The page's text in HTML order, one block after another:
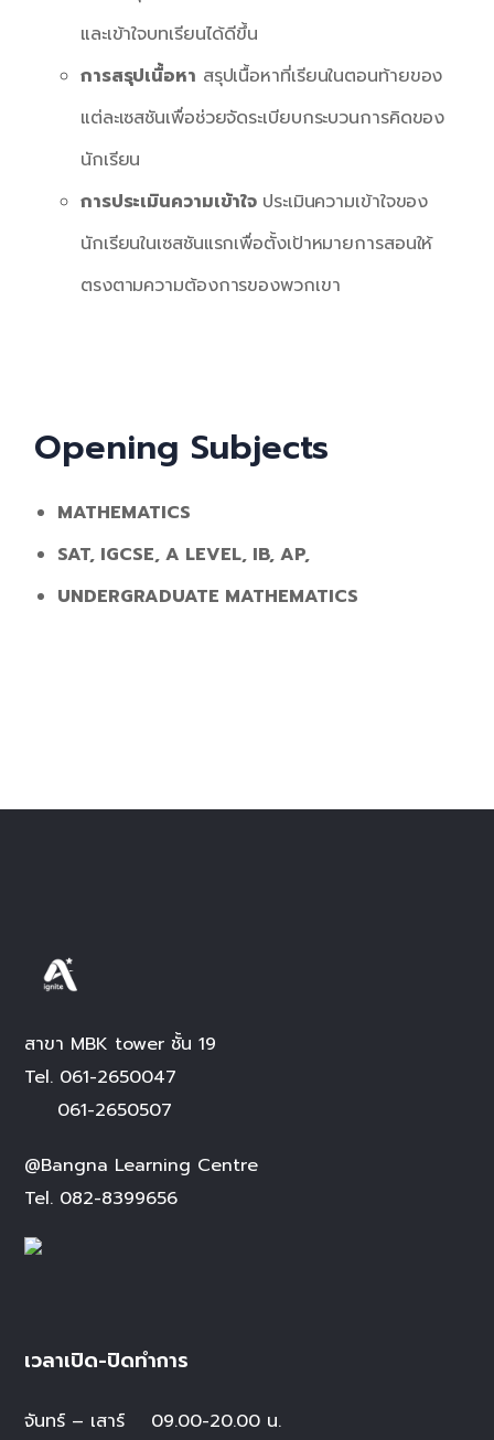
และเข้าใจบทเรียนได้ดีขึ้น
การสรุปเนื้อหา สรุปเนื้อหาที่เรียนในตอนท้ายของ
แต่ละเซสชันเพื่อช่วยจัดระเบียบกระบวนการคิดของ
นักเรียน
การประเมินความเข้าใจ ประเมินความเข้าใจของ
นักเรียนในเซสชันแรกเพื่อตั้งเป้าหมายการสอนให้
ตรงตามความต้องการของพวกเขา
Opening Subjects
MATHEMATICS
SAT, IGCSE, A LEVEL, IB, AP,
UNDERGRADUATE MATHEMATICS
สาขา MBK tower ชั้น 19
Tel. 061-2650047
061-2650507
@Bangna Learning Centre
Tel. 082-8399656
เวลาเปิด-ปิดทำการ
จันทร์ – เสาร์
09.00-20.00 น.